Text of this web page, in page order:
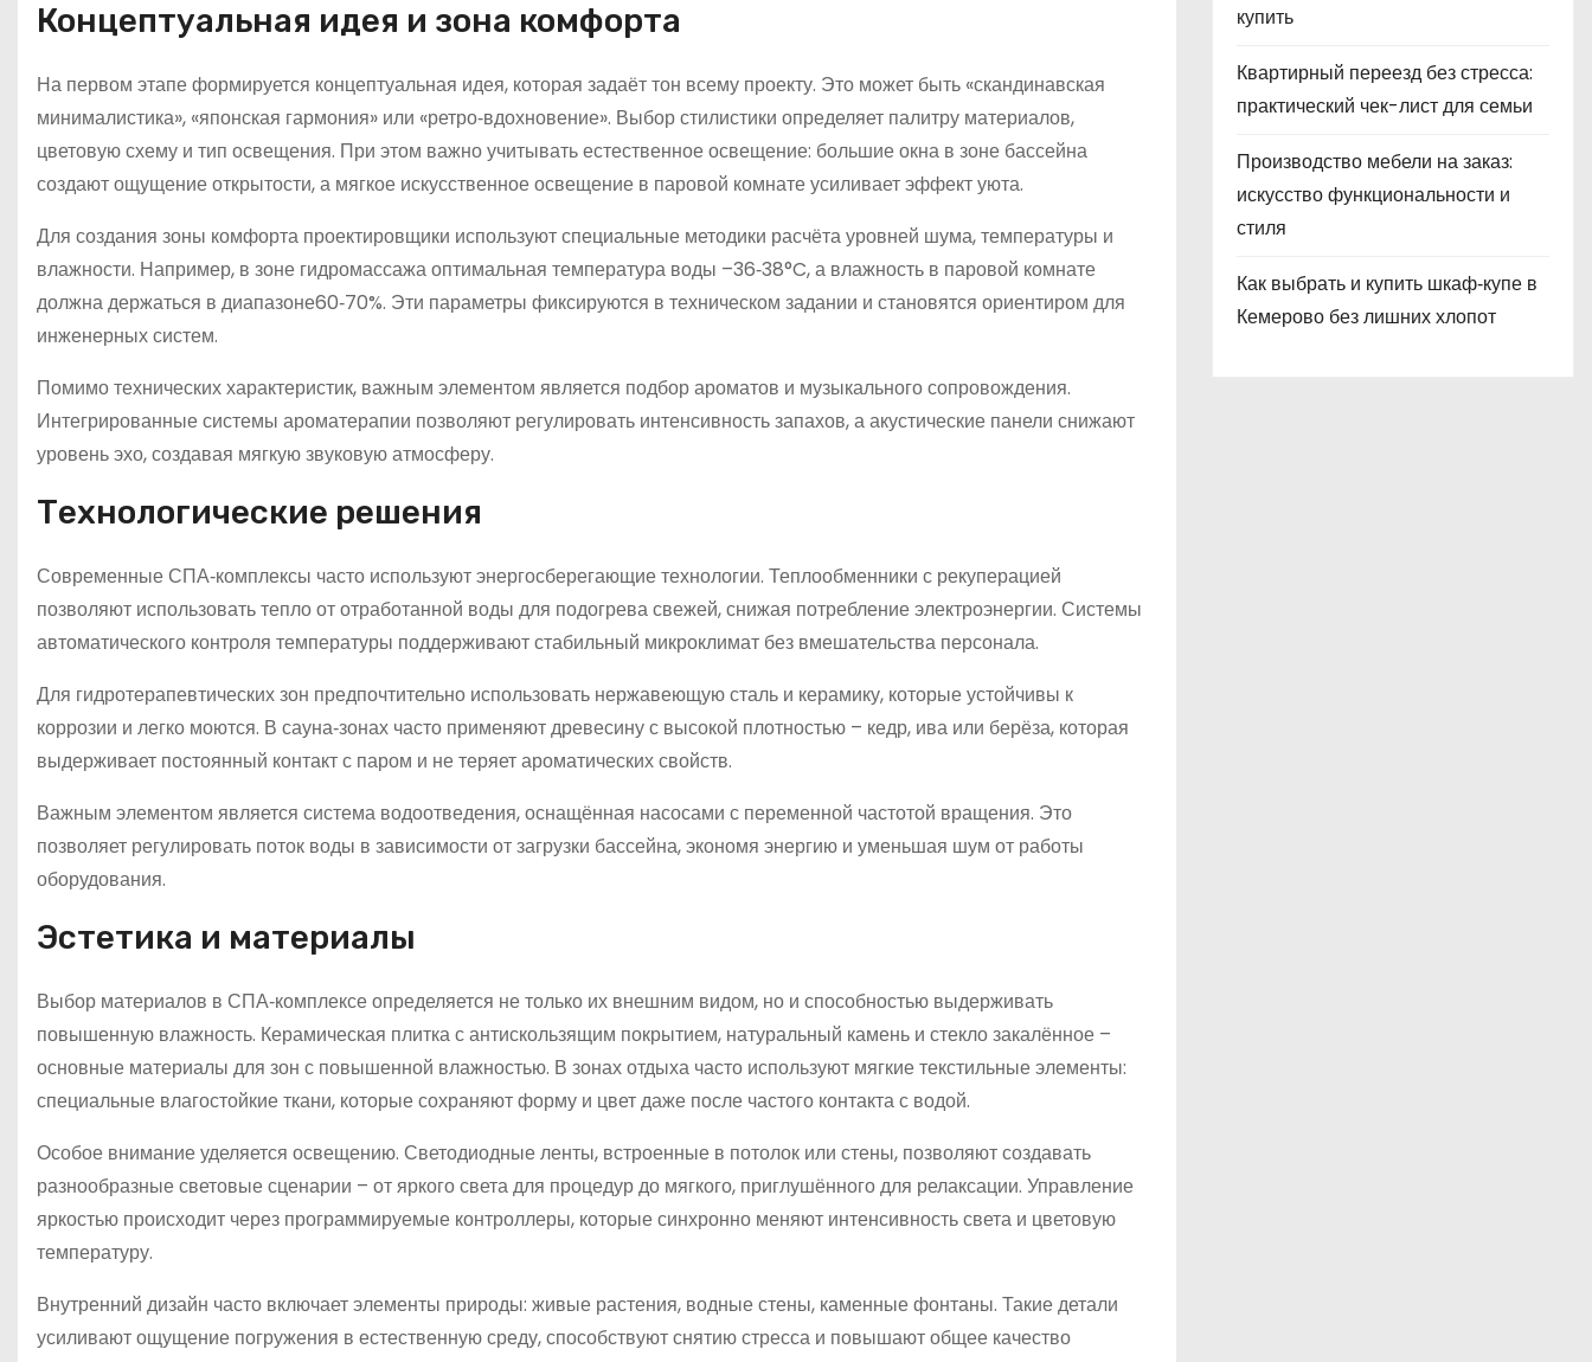
Концептуальная идея и зона комфорта
На первом этапе формируется концептуальная идея, которая задаёт тон всему проекту. Это может быть «скандинавская
минималистика», «японская гармония» или «ретро‑вдохновение». Выбор стилистики определяет палитру материалов,
цветовую схему и тип освещения. При этом важно учитывать естественное освещение: большие окна в зоне бассейна
создают ощущение открытости, а мягкое искусственное освещение в паровой комнате усиливает эффект уюта.
Для создания зоны комфорта проектировщики используют специальные методики расчёта уровней шума, температуры и
влажности. Например, в зоне гидромассажа оптимальная температура воды –36‑38°C, а влажность в паровой комнате
должна держаться в диапазоне60‑70%. Эти параметры фиксируются в техническом задании и становятся ориентиром для
инженерных систем.
Помимо технических характеристик, важным элементом является подбор ароматов и музыкального сопровождения.
Интегрированные системы ароматерапии позволяют регулировать интенсивность запахов, а акустические панели снижают
уровень эхо, создавая мягкую звуковую атмосферу.
Технологические решения
Современные СПА‑комплексы часто используют энергосберегающие технологии. Теплообменники с рекуперацией
позволяют использовать тепло от отработанной воды для подогрева свежей, снижая потребление электроэнергии. Системы
автоматического контроля температуры поддерживают стабильный микроклимат без вмешательства персонала.
Для гидротерапевтических зон предпочтительно использовать нержавеющую сталь и керамику, которые устойчивы к
коррозии и легко моются. В сауна‑зонах часто применяют древесину с высокой плотностью – кедр, ива или берёза, которая
выдерживает постоянный контакт с паром и не теряет ароматических свойств.
Важным элементом является система водоотведения, оснащённая насосами с переменной частотой вращения. Это
позволяет регулировать поток воды в зависимости от загрузки бассейна, экономя энергию и уменьшая шум от работы
оборудования.
Эстетика и материалы
Выбор материалов в СПА‑комплексе определяется не только их внешним видом, но и способностью выдерживать
повышенную влажность. Керамическая плитка с антискользящим покрытием, натуральный камень и стекло закалённое –
основные материалы для зон с повышенной влажностью. В зонах отдыха часто используют мягкие текстильные элементы:
специальные влагостойкие ткани, которые сохраняют форму и цвет даже после частого контакта с водой.
Особое внимание уделяется освещению. Светодиодные ленты, встроенные в потолок или стены, позволяют создавать
разнообразные световые сценарии – от яркого света для процедур до мягкого, приглушённого для релаксации. Управление
яркостью происходит через программируемые контроллеры, которые синхронно меняют интенсивность света и цветовую
температуру.
Внутренний дизайн часто включает элементы природы: живые растения, водные стены, каменные фонтаны. Такие детали
усиливают ощущение погружения в естественную среду, способствуют снятию стресса и повышают общее качество
купить
Квартирный переезд без стресса:
практический чек-лист для семьи
Производство мебели на заказ:
искусство функциональности и
стиля
Как выбрать и купить шкаф‑купе в
Кемерово без лишних хлопот